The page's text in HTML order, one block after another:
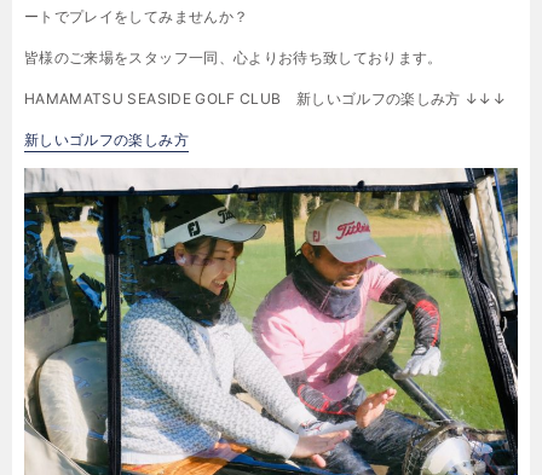
ートでプレイをしてみませんか？
皆様のご来場をスタッフ一同、心よりお待ち致しております。
HAMAMATSU SEASIDE GOLF CLUB 新しいゴルフの楽しみ方 ↓↓↓
新しいゴルフの楽しみ方